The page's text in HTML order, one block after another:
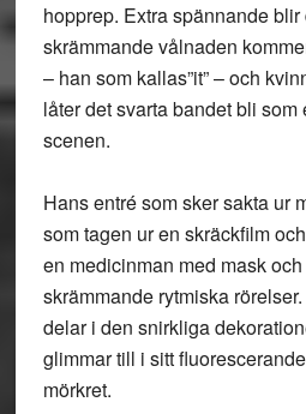
hopprep. Extra spännande
skrämmande vålnaden
– han som kallas”it” – och
låter det svarta bandet bli som
scenen.
Hans entré som sker sakta ur
som tagen ur en skräckfilm
en medicinman med mask
skrämmande rytmiska
delar i den snirkliga
glimmar till i sitt
mörkret.